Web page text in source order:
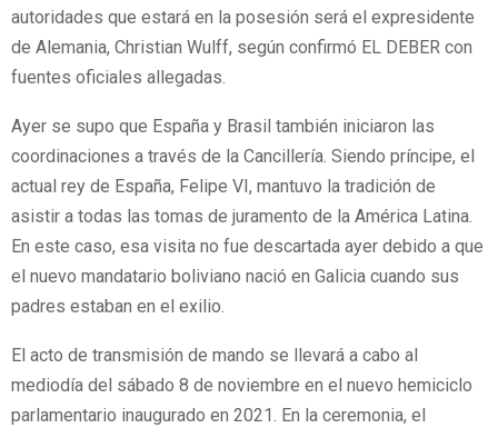
autoridades que estará en la posesión será el expresidente
de Alemania, Christian Wulff, según confirmó EL DEBER con
fuentes oficiales allegadas.
Ayer se supo que España y Brasil también iniciaron las
coordinaciones a través de la Cancillería. Siendo príncipe, el
actual rey de España, Felipe VI, mantuvo la tradición de
asistir a todas las tomas de juramento de la América Latina.
En este caso, esa visita no fue descartada ayer debido a que
el nuevo mandatario boliviano nació en Galicia cuando sus
padres estaban en el exilio.
El acto de transmisión de mando se llevará a cabo al
mediodía del sábado 8 de noviembre en el nuevo hemiciclo
parlamentario inaugurado en 2021. En la ceremonia, el